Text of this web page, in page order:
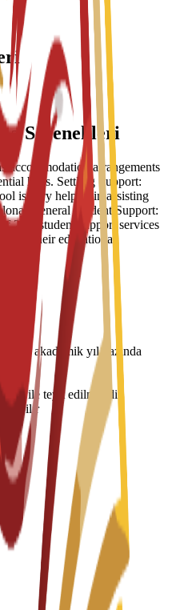
Seçenekleri
accommodation arrangements
halls. Settling Support:
is very helpful in assisting
General Student Support:
24/7 student support services
their educational
akademik yıl bazında
ile teyit edilmelidir